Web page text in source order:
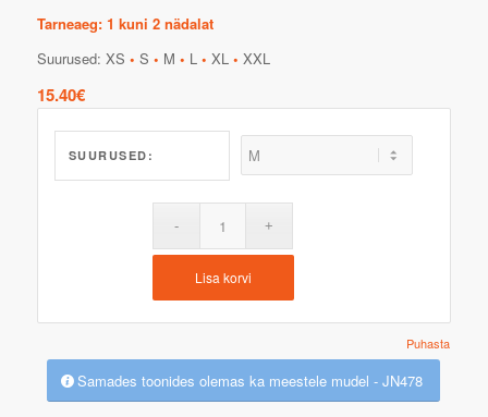
Tarneaeg: 1 kuni 2 nädalat
Suurused: XS • S • M • L • XL • XXL
15.40€
SUURUSED:
Puhasta
Lisa korvi
Samades toonides olemas ka meestele mudel - JN478